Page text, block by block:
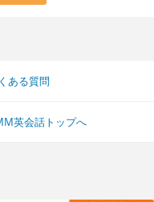
ある質問
英会話トップへ